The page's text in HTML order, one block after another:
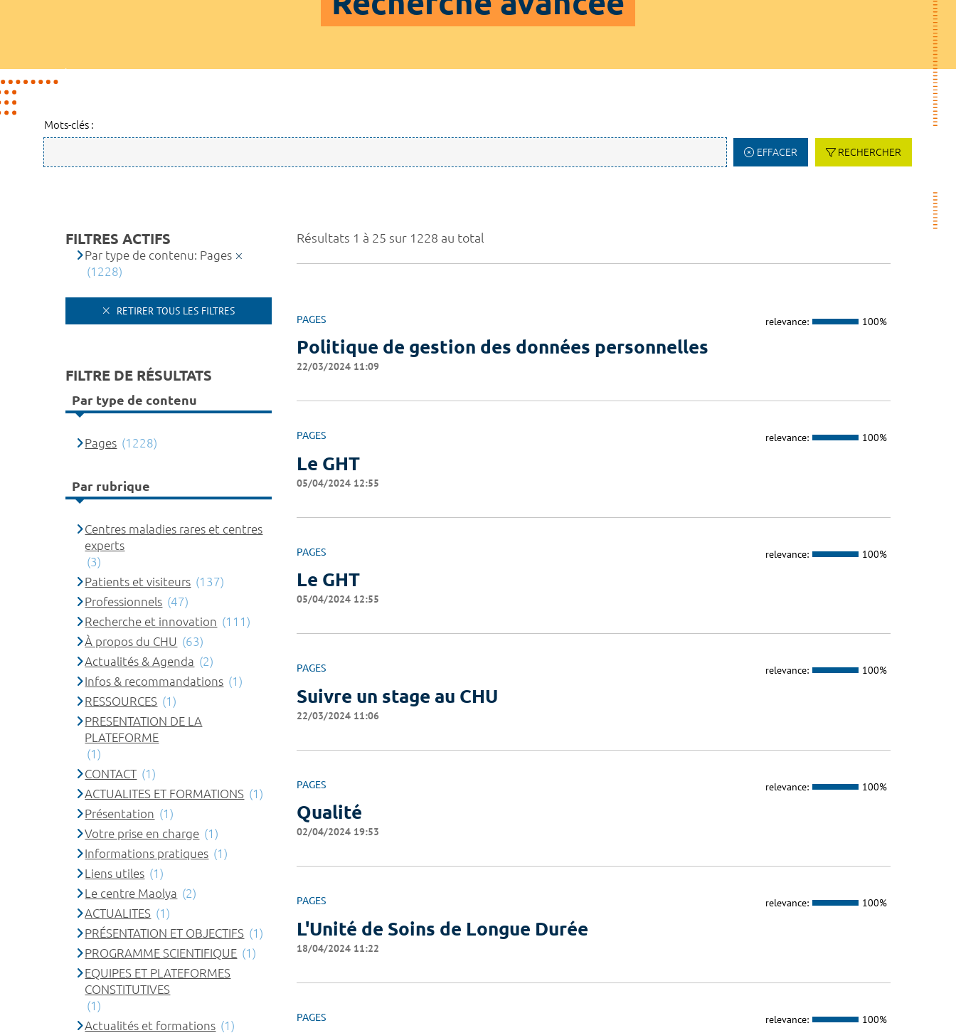
Mots-clés :
EFFACER RECHERCHER
Résultats 1 à 25 sur 1228 au total
PAGES relevance: 100%
Politique de gestion des données personnelles
22/03/2024 11:09
PAGES relevance: 100%
Le GHT
05/04/2024 12:55
PAGES relevance: 100%
Le GHT
05/04/2024 12:55
PAGES relevance: 100%
Suivre un stage au CHU
22/03/2024 11:06
PAGES relevance: 100%
Qualité
02/04/2024 19:53
PAGES relevance: 100%
L'Unité de Soins de Longue Durée
18/04/2024 11:22
PAGES relevance: 100%
FILTRES ACTIFS
Par type de contenu: Pages
(1228)
RETIRER TOUS LES FILTRES
FILTRE DE RÉSULTATS
Par type de contenu
Pages (1228)
Par rubrique
Centres maladies rares et centres
experts
(3)
Patients et visiteurs (137)
Professionnels (47)
Recherche et innovation (111)
À propos du CHU (63)
Actualités & Agenda (2)
Infos & recommandations (1)
RESSOURCES (1)
PRESENTATION DE LA
PLATEFORME
(1)
CONTACT (1)
ACTUALITES ET FORMATIONS (1)
Présentation (1)
Votre prise en charge (1)
Informations pratiques (1)
Liens utiles (1)
Le centre Maolya (2)
ACTUALITES (1)
PRÉSENTATION ET OBJECTIFS (1)
PROGRAMME SCIENTIFIQUE (1)
EQUIPES ET PLATEFORMES
CONSTITUTIVES
(1)
Actualités et formations (1)